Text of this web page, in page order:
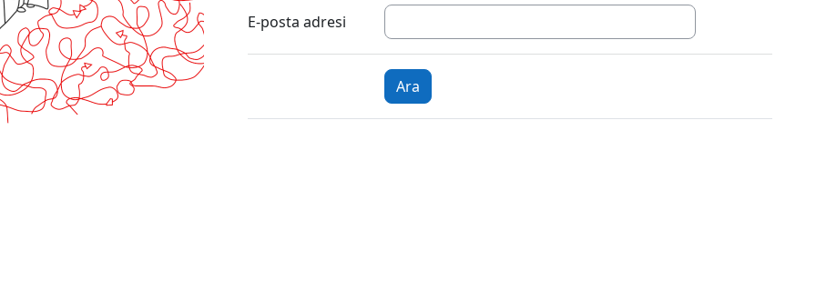
E-posta adresi